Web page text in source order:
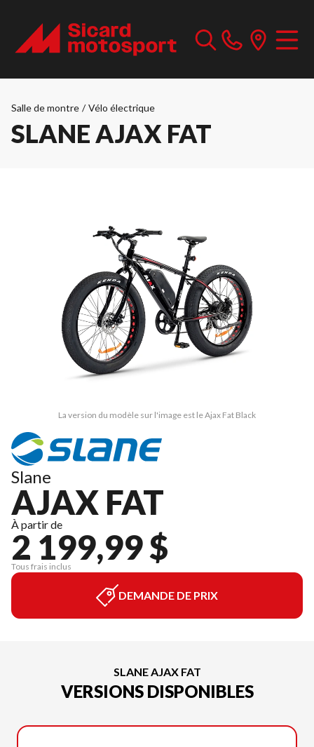
Salle de montre / Vélo électrique
SLANE AJAX FAT
La version du modèle sur l'image est le Ajax Fat Black
Slane
AJAX FAT
À partir de
2 199,99 $
Tous frais inclus
DEMANDE DE PRIX
SLANE AJAX FAT
VERSIONS DISPONIBLES